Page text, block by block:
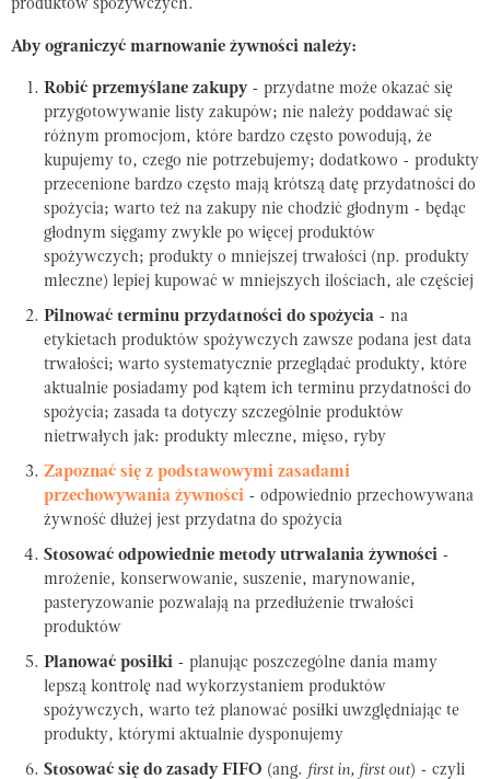
produktów spożywczych.
Aby ograniczyć marnowanie żywności należy:
Robić przemyślane zakupy- przydatne może okazać się
przygotowywanie listy zakupów; nie należy poddawać się
różnym promocjom, które bardzo często powodują, że
kupujemy to, czego nie potrzebujemy; dodatkowo - produkty
przecenione bardzo często mają krótszą datę przydatności do
spożycia; warto też na zakupy nie chodzić głodnym - będąc
głodnym sięgamy zwykle po więcej produktów
spożywczych; produkty o mniejszej trwałości (np. produkty
mleczne) lepiej kupować w mniejszych ilościach, ale częściej
Pilnować terminu przydatności do spożycia - na
etykietach produktów spożywczych zawsze podana jest data
trwałości; warto systematycznie przeglądać produkty, które
aktualnie posiadamy pod kątem ich terminu przydatności do
spożycia; zasada ta dotyczy szczególnie produktów
nietrwałych jak: produkty mleczne, mięso, ryby
Zapoznać się z podstawowymi zasadami
przechowywania żywności - odpowiednio przechowywana
żywność dłużej jest przydatna do spożycia
Stosować odpowiednie metody utrwalania żywności -
mrożenie, konserwowanie, suszenie, marynowanie,
pasteryzowanie pozwalają na przedłużenie trwałości
produktów
Planować posiłki - planując poszczególne dania mamy
lepszą kontrolę nad wykorzystaniem produktów
spożywczych, warto też planować posiłki uwzględniając te
produkty, którymi aktualnie dysponujemy
Stosować się do zasady FIFO (ang. first in, first out) - czyli